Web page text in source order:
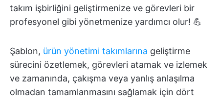
takım işbirliğini geliştirmenize ve görevleri bir
profesyonel gibi yönetmenize yardımcı olur! 💪
Şablon, ürün yönetimi takımlarına geliştirme
sürecini özetlemek, görevleri atamak ve izlemek
ve zamanında, çakışma veya yanlış anlaşılma
olmadan tamamlanmasını sağlamak için dört